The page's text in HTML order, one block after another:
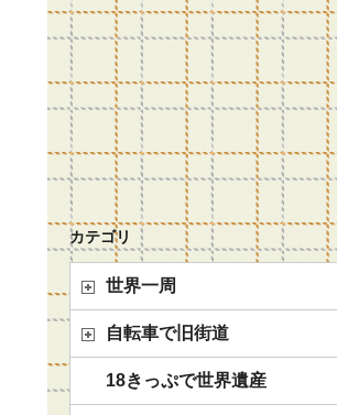
カテゴリ
世界一周
自転車で旧街道
18きっぷで世界遺産